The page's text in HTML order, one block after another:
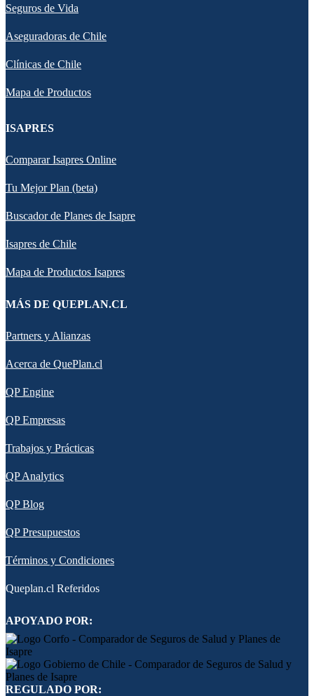
Seguros de Vida
Aseguradoras de Chile
Clínicas de Chile
Mapa de Productos
ISAPRES
Comparar Isapres Online
Tu Mejor Plan (beta)
Buscador de Planes de Isapre
Isapres de Chile
Mapa de Productos Isapres
MÁS DE QUEPLAN.CL
Partners y Alianzas
Acerca de QuePlan.cl
QP Engine
QP Empresas
Trabajos y Prácticas
QP Analytics
QP Blog
QP Presupuestos
Términos y Condiciones
Queplan.cl Referidos
APOYADO POR:
REGULADO POR: